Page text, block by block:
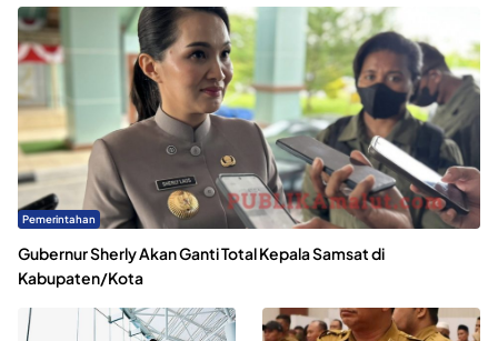
Pemerintahan
Gubernur Sherly Akan Ganti Total Kepala Samsat di
Kabupaten/Kota